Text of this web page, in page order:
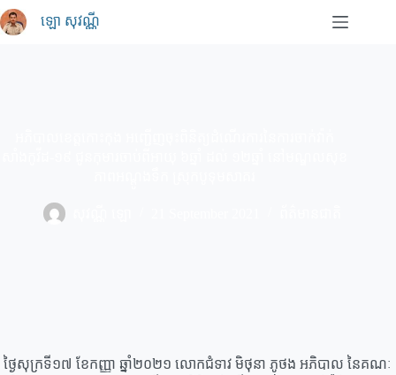
Skip
to
content
ឡោ សុវណ្ណី
ថ្ងៃសុក្រទី១៧ ខែកញ្ញា ឆ្នាំ២០២១ លោកជំទាវ មិថុនា ភូថង អភិបាល នៃគណៈ